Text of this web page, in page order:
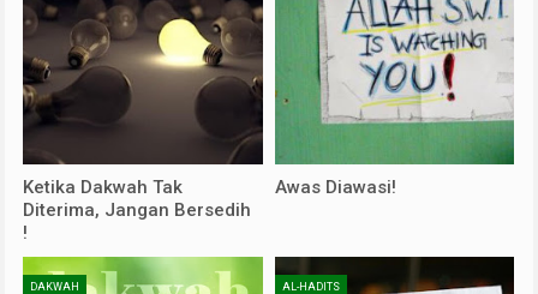
Ketika Dakwah Tak
Diterima, Jangan Bersedih
!
Awas Diawasi!
DAKWAH AL-HADITS